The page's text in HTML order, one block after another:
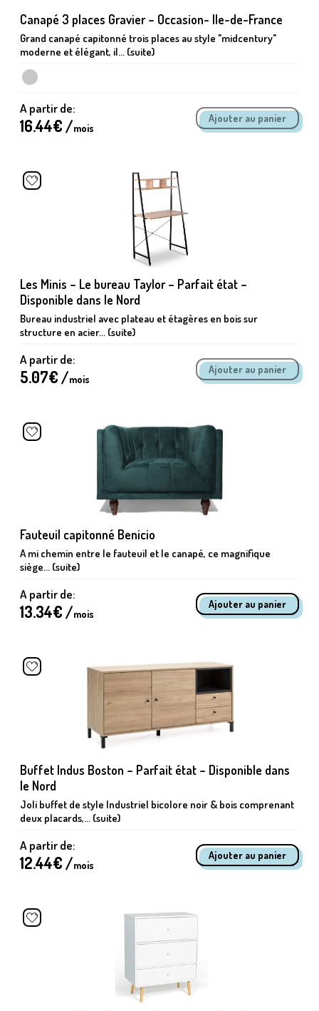
Canapé 3 places Gravier – Occasion- Ile-de-France
Grand canapé capitonné trois places au style "midcentury"
moderne et élégant, il... (suite)
A partir de:
16.44€ /mois
Les Minis – Le bureau Taylor – Parfait état –
Disponible dans le Nord
Bureau industriel avec plateau et étagères en bois sur
structure en acier... (suite)
A partir de:
5.07€ /mois
Fauteuil capitonné Benicio
A mi chemin entre le fauteuil et le canapé, ce magnifique
siège... (suite)
A partir de:
13.34€ /mois
Buffet Indus Boston – Parfait état – Disponible dans
le Nord
Joli buffet de style Industriel bicolore noir & bois comprenant
deux placards,... (suite)
A partir de:
12.44€ /mois